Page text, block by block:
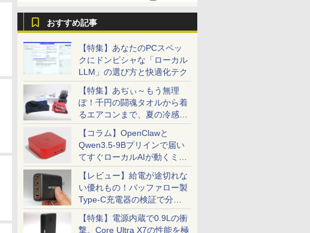
おすすめ記事
【特集】あなたのPCスペッ
クにドンピシャな「ローカル
LLM」の選び方と快適化テク
【特集】あぢぃ～もう無理
ぽ！千円の闘魂タオルから着
るエアコンまで、夏の冷感グ
ッズ一挙紹介
【コラム】OpenClawと
Qwen3.5-9Bプリインで届い
てすぐローカルAIが動くミニ
PC「SER9 Pro」
【レビュー】給電が途切れな
い優れもの！バッファロー製
Type-C充電器の検証で分か
ったこと
【特集】電源内蔵で0.9Lの衝
撃。Core Ultra X7の性能を極